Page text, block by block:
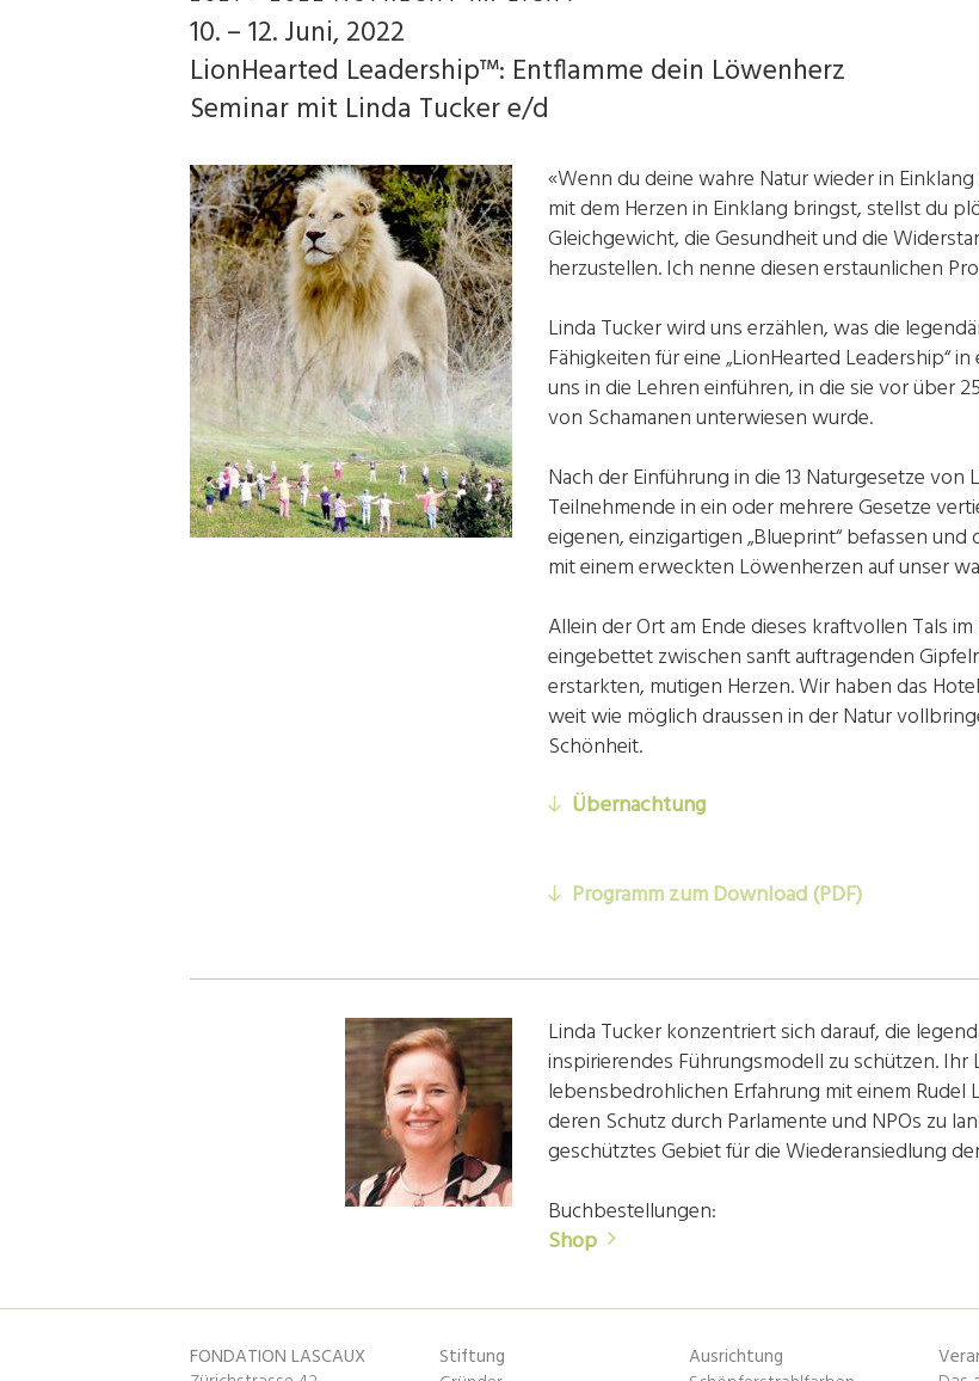
10. – 12. Juni, 2022
LionHearted Leadership™: Entflamme dein Löwenherz
Seminar mit Linda Tucker e/d
«Wenn du deine wahre Natur wieder in
mit dem Herzen in Einklang bringst, stellst du
Gleichgewicht, die Gesundheit und die
herzustellen. Ich nenne diesen erstaunlichen
Linda Tucker wird uns erzählen, was die
Fähigkeiten für eine „LionHearted Leadership“
uns in die Lehren einführen, in die sie vor über
von Schamanen unterwiesen wurde.
Nach der Einführung in die 13 Naturgesetze
Teilnehmende in ein oder mehrere Gesetze
eigenen, einzigartigen „Blueprint“ befassen
mit einem erweckten Löwenherzen auf unser
Allein der Ort am Ende dieses kraftvollen Tals
eingebettet zwischen sanft auftragenden
erstarkten, mutigen Herzen. Wir haben das
weit wie möglich draussen in der Natur
Schönheit.
Übernachtung
Programm zum Download (PDF)
Linda Tucker konzentriert sich darauf, die
inspirierendes Führungsmodell zu schützen. Ihr
lebensbedrohlichen Erfahrung mit einem Rudel
deren Schutz durch Parlamente und NPOs zu
geschütztes Gebiet für die Wiederansiedlung
Buchbestellungen:
Shop
FONDATION LASCAUX
Stiftung
Ausrichtung